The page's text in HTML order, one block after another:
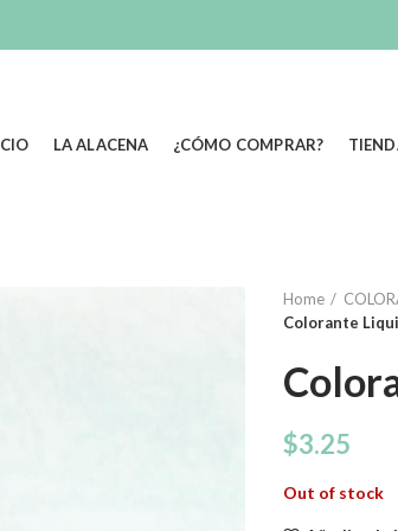
LA ALACENA ¿CÓMO COMPRAR?
Home
Colorante
$3.25
Out of stock